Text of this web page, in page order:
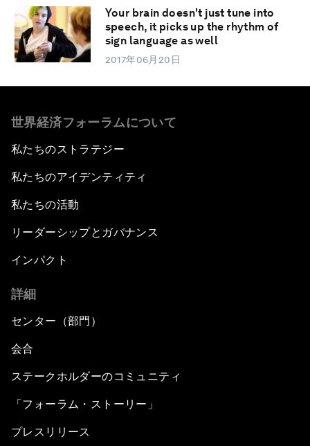
Your brain doesn't just tune into
speech, it picks up the rhythm of
sign language as well
2017年06月20日
世界経済フォーラムについて
私たちのストラテジー
私たちのアイデンティティ
私たちの活動
リーダーシップとガバナンス
インパクト
詳細
センター（部門）
会合
ステークホルダーのコミュニティ
「フォーラム・ストーリー」
プレスリリース